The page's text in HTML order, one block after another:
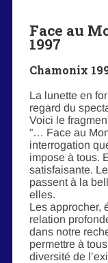
Face au
1997
Chamonix
La lunette en
regard du
Voici le
”… Face au
interrogation
impose à tous.
satisfaisante.
passent à la
elles.
Les approcher,
relation
dans notre
permettre à
diversité de